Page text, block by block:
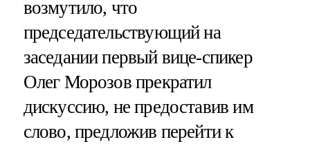
возмутило, что
председательствующий на
заседании первый вице-спикер
Олег Морозов прекратил
дискуссию, не предоставив им
слово, предложив перейти к